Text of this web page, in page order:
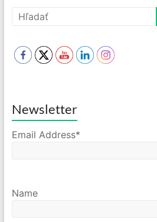
Newsletter
Email Address*
Name